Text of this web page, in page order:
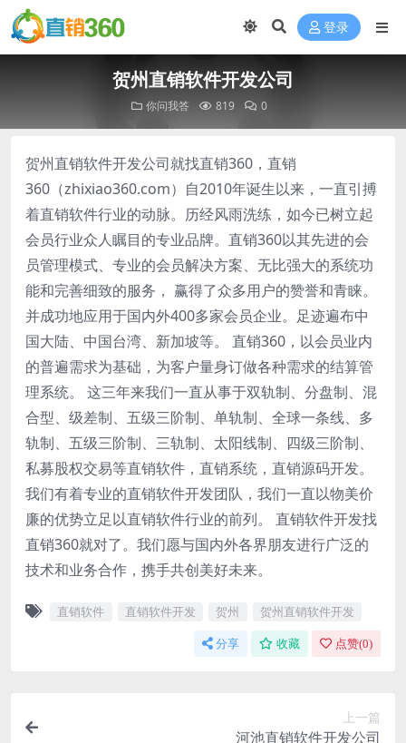
登录
贺州直销软件开发公司
你问我答 819 0
贺州直销软件开发公司就找直销360，直销
360（zhixiao360.com）自2010年诞生以来，一直引搏
着直销软件行业的动脉。历经风雨洗练，如今已树立起
会员行业众人瞩目的专业品牌。直销360以其先进的会
员管理模式、专业的会员解决方案、无比强大的系统功
能和完善细致的服务， 赢得了众多用户的赞誉和青睐。
并成功地应用于国内外400多家会员企业。足迹遍布中
国大陆、中国台湾、新加坡等。 直销360，以会员业内
的普遍需求为基础，为客户量身订做各种需求的结算管
理系统。 这三年来我们一直从事于双轨制、分盘制、混
合型、级差制、五级三阶制、单轨制、全球一条线、多
轨制、五级三阶制、三轨制、太阳线制、四级三阶制、
私募股权交易等直销软件，直销系统，直销源码开发。
我们有着专业的直销软件开发团队，我们一直以物美价
廉的优势立足以直销软件行业的前列。 直销软件开发找
直销360就对了。我们愿与国内外各界朋友进行广泛的
技术和业务合作，携手共创美好未来。
直销软件 直销软件开发 贺州 贺州直销软件开发
分享 收藏 点赞(0)
上一篇
河池直销软件开发公司